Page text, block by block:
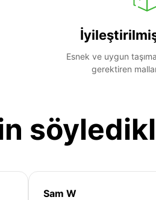
Esnek ve uygun
gerektiren
Sam W